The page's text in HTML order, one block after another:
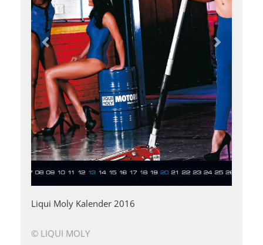
Liqui Moly Kalender 2016
© LIQUI MOLY